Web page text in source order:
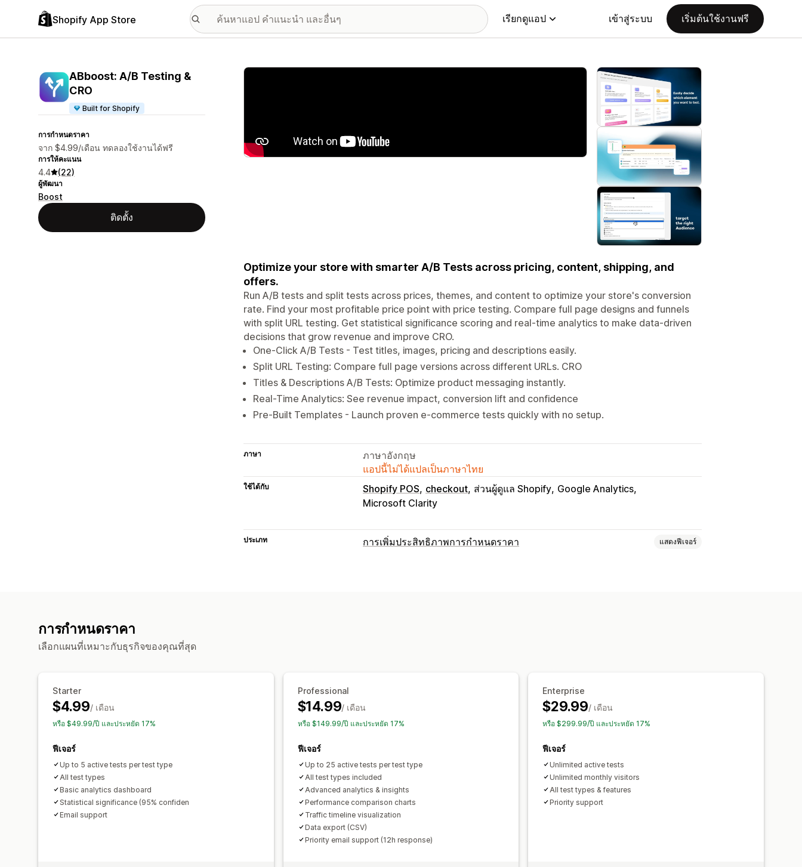
Shopify App Store เรียกดูแอป เข้าสู่ระบบ เริ่มต้นใช้งานฟรี
ABboost: A/B Testing &
CRO
Built for Shopify
การกำหนดราคา
จาก $4.99/เดือน ทดลองใช้งานได้ฟรี
การให้คะแนน
4.4 (22)
ผู้พัฒนา
Boost
ติดตั้ง
แกลเลอรีรูปภาพที่แสดง
Optimize your store with smarter A/B Tests across pricing, content, shipping, and
offers.
Run A/B tests and split tests across prices, themes, and content to optimize your store's conversion
rate. Find your most profitable price point with price testing. Compare full page designs and funnels
with split URL testing. Get statistical significance scoring and real-time analytics to make data-driven
decisions that grow revenue and improve CRO.
One-Click A/B Tests - Test titles, images, pricing and descriptions easily.
Split URL Testing: Compare full page versions across different URLs. CRO
Titles & Descriptions A/B Tests: Optimize product messaging instantly.
Real-Time Analytics: See revenue impact, conversion lift and confidence
Pre-Built Templates - Launch proven e-commerce tests quickly with no setup.
ภาษา
ภาษาอังกฤษ
แอปนี้ไม่ได้แปลเป็นภาษาไทย
ใช้ได้กับ Shopify POS checkout ส่วนผู้ดูแล Shopify Google Analytics
Microsoft Clarity
ประเภท การเพิ่มประสิทธิภาพการกำหนดราคา แสดงฟีเจอร์
การกำหนดราคา
เลือกแผนที่เหมาะกับธุรกิจของคุณที่สุด
Starter
$4.99/ เดือน
หรือ $49.99/ปี และประหยัด 17%
ฟีเจอร์
Up to 5 active tests per test type
All test types
Basic analytics dashboard
Statistical significance (95% confiden
Email support
Professional
$14.99/ เดือน
หรือ $149.99/ปี และประหยัด 17%
ฟีเจอร์
Up to 25 active tests per test type
All test types included
Advanced analytics & insights
Performance comparison charts
Traffic timeline visualization
Data export (CSV)
Priority email support (12h response)
Enterprise
$29.99/ เดือน
หรือ $299.99/ปี และประหยัด 17%
ฟีเจอร์
Unlimited active tests
Unlimited monthly visitors
All test types & features
Priority support